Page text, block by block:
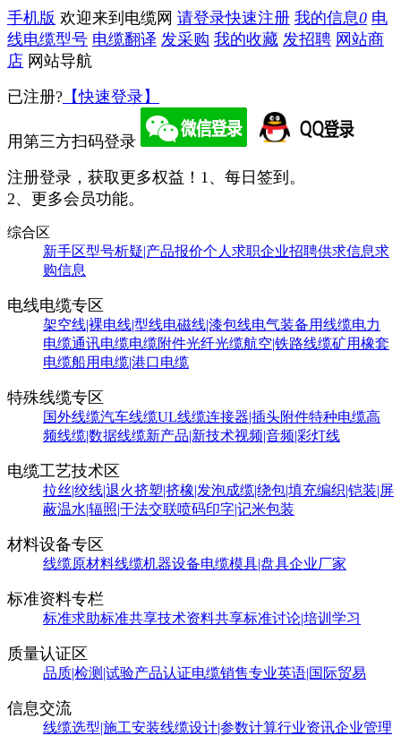
手机版 欢迎来到电缆网 请登录快速注册 我的信息0 电
线电缆型号 电缆翻译 发采购 我的收藏 发招聘 网站商
店 网站导航
已注册? 【快速登录】
用第三方扫码登录
注册登录，获取更多权益！ 1、每日签到。
2、更多会员功能。
综合区
新手区型号析疑|产品报价个人求职企业招聘供求信息求
购信息
电线电缆专区
架空线|裸电线|型线电磁线|漆包线电气装备用线缆电力
电缆通讯电缆电缆附件光纤光缆航空|铁路线缆矿用橡套
电缆船用电缆|港口电缆
特殊线缆专区
国外线缆汽车线缆UL线缆连接器|插头附件特种电缆高
频线缆|数据线缆新产品|新技术视频|音频|彩灯线
电缆工艺技术区
拉丝|绞线|退火挤塑|挤橡|发泡成缆|绕包|填充编织|铠装|屏
蔽温水|辐照|干法交联喷码印字|记米包装
材料设备专区
线缆原材料线缆机器设备电缆模具|盘具企业厂家
标准资料专栏
标准求助标准共享技术资料共享标准讨论|培训学习
质量认证区
品质|检测|试验产品认证电缆销售专业英语|国际贸易
信息交流
线缆选型|施工安装线缆设计|参数计算行业资讯企业管理